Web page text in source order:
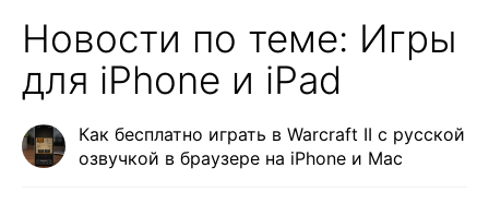
Новости по теме: Игры
для iPhone и iPad
Как бесплатно играть в Warcraft II с русской
озвучкой в браузере на iPhone и Mac